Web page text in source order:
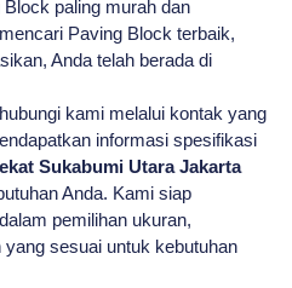
paling murah dan
Paving Block terbaik,
Anda telah berada di
kami melalui kontak yang
informasi spesifikasi
Sukabumi Utara Jakarta
Anda. Kami siap
pemilihan ukuran,
sesuai untuk kebutuhan